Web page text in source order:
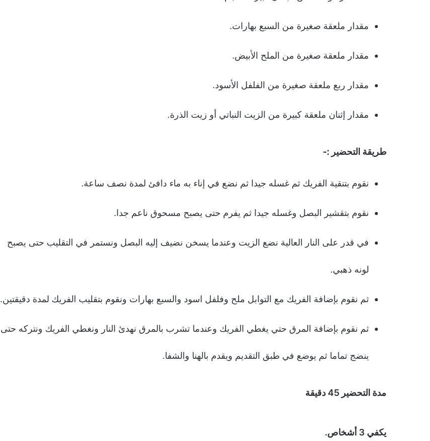
مقدار ملعقة صغيرة من السبع بهارات.
مقدار ملعقة صغيرة من الملح الأبيض.
مقدار ربع ملعقة صغيرة من الفلفل الأسود.
مقدار إثنان ملعقة كبيرة من الزيت النباتي أو زيت الذرة.
طريقة التحضير :-
نقوم بتنقية الفريك ثم غسله جيدا ثم نضع في إناء به ماء دافئ لمدة نصف ساعة.
نقوم بتقشير البصل وغسله جيدا ثم يفرم حتى يصبح مسحوق ناعم جدا.
في قدر على النار العالية نضع الزيت وعندما يسخن نضيف إليه البصل ونستمر في التقليب حتى يصبح
لونه ذهبي.
ثم نقوم بإضافة الفريك مع التوابل ملح وفلفل اسود والسبع بهارات ونقوم بتقليب الفريك لمدة دقيقتين.
ثم نقوم بإضافة المرق حتي يغطي الفريك وعندما تشرب بالمرق نهدئ النار ونغطي الفريك ونتركه حتى
ينضج تماما ثم يوضع في طبق التقديم ويقدم بالهنا والشفا.
مدة التحضير 45 دقيقة
يكفي 3 أشخاص.